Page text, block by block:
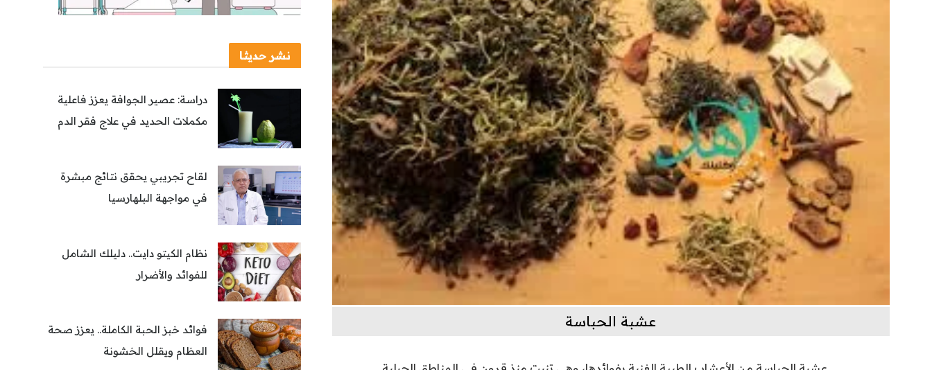
عشبة الحباسة
نشر حديثا
دراسة: عصير الجوافة يعزز فاعلية
مكملات الحديد في علاج فقر الدم
لقاح تجريبي يحقق نتائج مبشرة
في مواجهة البلهارسيا
نظام الكيتو دايت.. دليلك الشامل
للفوائد والأضرار
فوائد خبز الحبة الكاملة.. يعزز صحة
العظام ويقلل الخشونة